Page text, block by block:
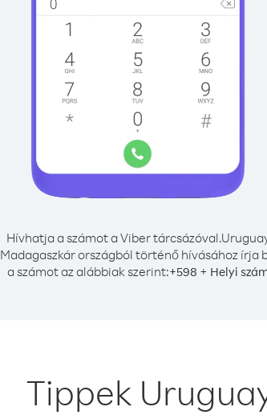
Hívhatja a számot a Viber tárcsázóval.
Madagaszkár országból történő hívásához írja
a számot az alábbiak szerint:+598 + Helyi
Tippek